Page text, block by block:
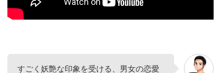
すごく妖艶な印象を受ける、男女の恋愛